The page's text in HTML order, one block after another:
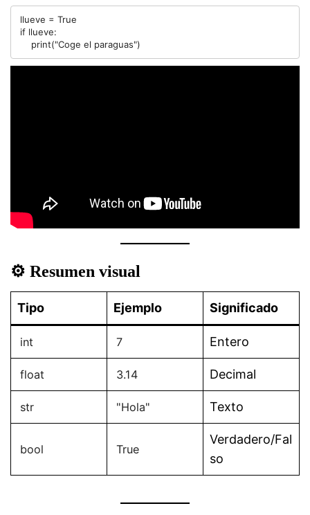
llueve = True
if llueve:
⚙️ Resumen visual
Tipo Ejemplo Significado
int 7 Entero
float 3.14 Decimal
str "Hola" Texto
bool True
Verdadero/Fal
so